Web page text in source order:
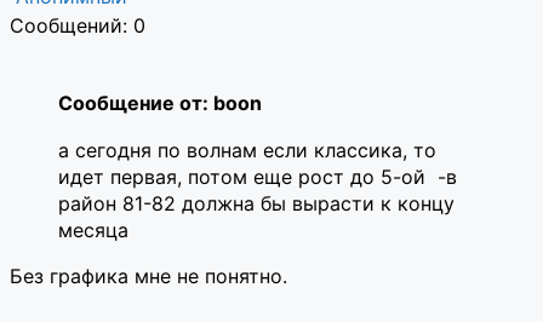
Сообщений: 0
Сообщение от: boon
а сегодня по волнам если классика, то
идет первая, потом еще рост до 5-ой -в
район 81-82 должна бы вырасти к концу
месяца
Без графика мне не понятно.